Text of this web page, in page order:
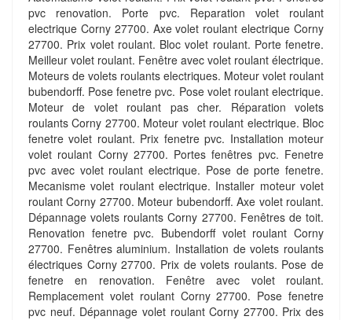
pvc renovation. Porte pvc. Reparation volet roulant
electrique Corny 27700. Axe volet roulant electrique Corny
27700. Prix volet roulant. Bloc volet roulant. Porte fenetre.
Meilleur volet roulant. Fenêtre avec volet roulant électrique.
Moteurs de volets roulants electriques. Moteur volet roulant
bubendorff. Pose fenetre pvc. Pose volet roulant electrique.
Moteur de volet roulant pas cher. Réparation volets
roulants Corny 27700. Moteur volet roulant electrique. Bloc
fenetre volet roulant. Prix fenetre pvc. Installation moteur
volet roulant Corny 27700. Portes fenêtres pvc. Fenetre
pvc avec volet roulant electrique. Pose de porte fenetre.
Mecanisme volet roulant electrique. Installer moteur volet
roulant Corny 27700. Moteur bubendorff. Axe volet roulant.
Dépannage volets roulants Corny 27700. Fenêtres de toit.
Renovation fenetre pvc. Bubendorff volet roulant Corny
27700. Fenêtres aluminium. Installation de volets roulants
électriques Corny 27700. Prix de volets roulants. Pose de
fenetre en renovation. Fenêtre avec volet roulant.
Remplacement volet roulant Corny 27700. Pose fenetre
pvc neuf. Dépannage volet roulant Corny 27700. Prix des